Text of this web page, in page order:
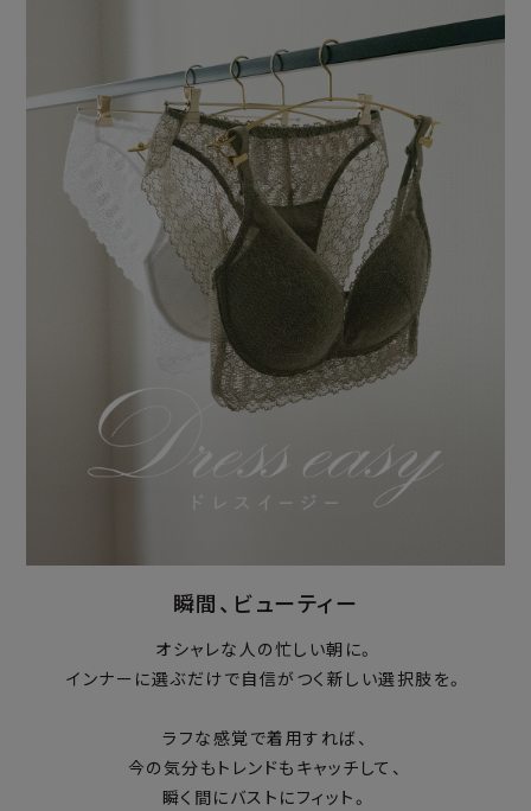
瞬間、ビューティー
オシャレな人の忙しい朝に。
インナーに選ぶだけで自信がつく新しい選択肢を。
ラフな感覚で着用すれば、
今の気分もトレンドもキャッチして、
瞬く間にバストにフィット。